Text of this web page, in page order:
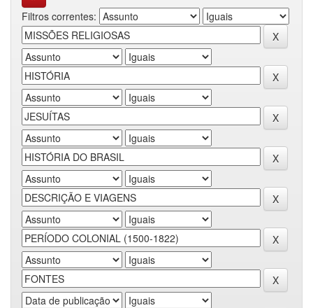
Filtros correntes: